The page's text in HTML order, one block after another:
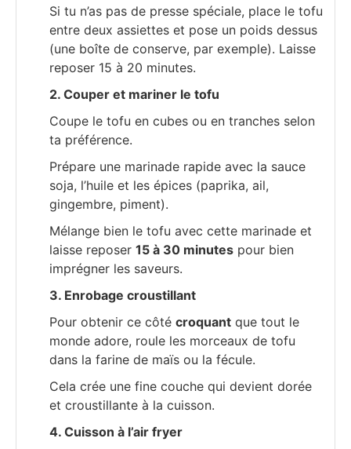
Si tu n’as pas de presse spéciale, place le tofu
entre deux assiettes et pose un poids dessus
(une boîte de conserve, par exemple). Laisse
reposer 15 à 20 minutes.
2. Couper et mariner le tofu
Coupe le tofu en cubes ou en tranches selon
ta préférence.
Prépare une marinade rapide avec la sauce
soja, l’huile et les épices (paprika, ail,
gingembre, piment).
Mélange bien le tofu avec cette marinade et
laisse reposer 15 à 30 minutes pour bien
imprégner les saveurs.
3. Enrobage croustillant
Pour obtenir ce côté croquant que tout le
monde adore, roule les morceaux de tofu
dans la farine de maïs ou la fécule.
Cela crée une fine couche qui devient dorée
et croustillante à la cuisson.
4. Cuisson à l’air fryer